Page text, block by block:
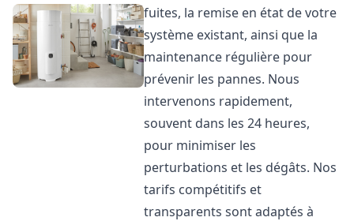
fuites, la remise en état de votre
système existant, ainsi que la
maintenance régulière pour
prévenir les pannes. Nous
intervenons rapidement,
souvent dans les 24 heures,
pour minimiser les
perturbations et les dégâts. Nos
tarifs compétitifs et
transparents sont adaptés à